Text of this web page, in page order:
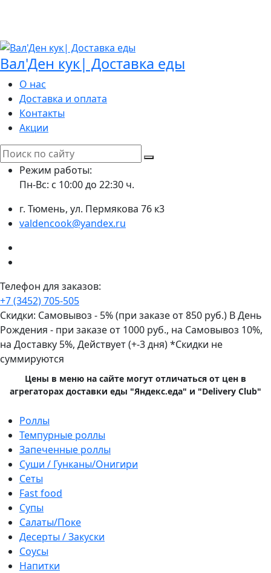
Вал'Ден кук| Доставка еды
О нас
Доставка и оплата
Контакты
Акции
Search
for: Режим работы:
Пн-Вс: с 10:00 до 22:30 ч.
г. Тюмень, ул. Пермякова 76 к3
valdencook@yandex.ru
Телефон для заказов:
+7 (3452)705-505
Скидки: Самовывоз - 5% (при заказе от 850 руб.) В День
Рождения - при заказе от 1000 руб., на Самовывоз 10%,
на Доставку 5%, Действует (+-3 дня)*Скидки не
суммируются
Цены в меню на сайте могут отличаться от цен в
агрегаторах доставки еды "Яндекс.еда" и "Delivery Club"
Primary
Menu
Роллы
Темпурные роллы
Запеченные роллы
Суши / Гунканы/Онигири
Сеты
Fast food
Супы
Салаты/Поке
Десерты / Закуски
Соусы
Напитки